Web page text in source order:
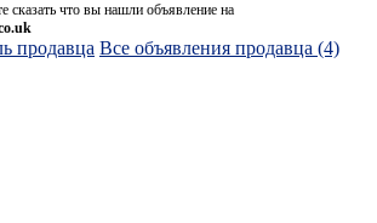
сказать что вы нашли объявление на
продавца Все объявления продавца (4)